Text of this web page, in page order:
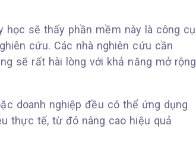
học sẽ thấy phần mềm này là công cụ
cứu. Các nhà nghiên cứu cần
sẽ rất hài lòng với khả năng mở rộng
doanh nghiệp đều có thể ứng dụng
thực tế, từ đó nâng cao hiệu quả